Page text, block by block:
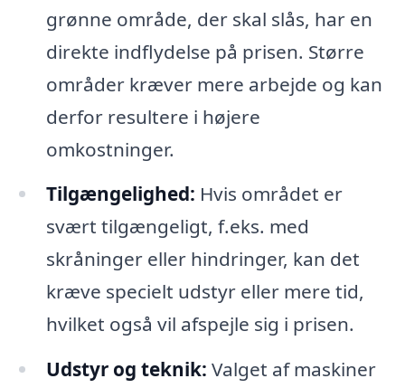
grønne område, der skal slås, har en
direkte indflydelse på prisen. Større
områder kræver mere arbejde og kan
derfor resultere i højere
omkostninger.
Tilgængelighed: Hvis området er
svært tilgængeligt, f.eks. med
skråninger eller hindringer, kan det
kræve specielt udstyr eller mere tid,
hvilket også vil afspejle sig i prisen.
Udstyr og teknik: Valget af maskiner